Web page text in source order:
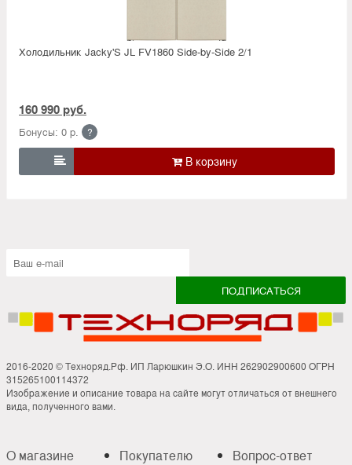
Холодильник Jacky'S JL FV1860 Side-by-Side 2/1
160 990 руб.
Бонусы: 0 р. ?

2016-2020 © Техноряд.Рф. ИП Ларюшкин Э.О. ИНН 262902900600 ОГРН
315265100114372
Изображение и описание товара на сайте могут отличаться от внешнего
вида, полученного вами.
О магазине
Покупателю
Вопрос-ответ